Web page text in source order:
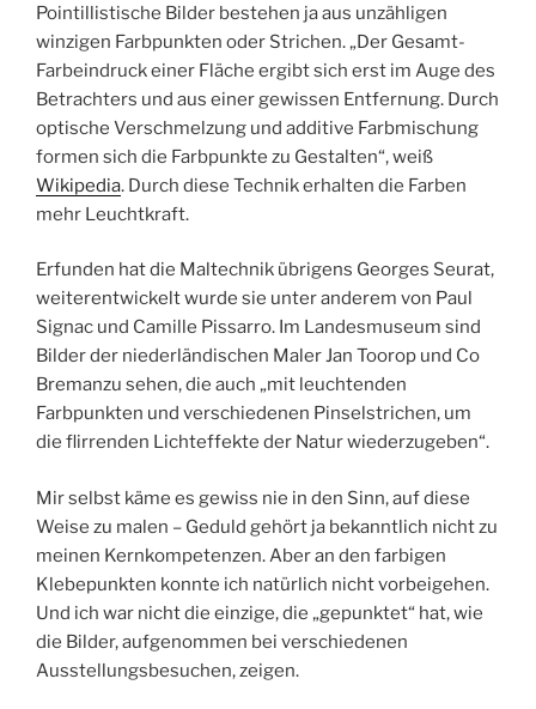
Pointillistische Bilder bestehen ja aus unzähligen
winzigen Farbpunkten oder Strichen. „Der Gesamt-
Farbeindruck einer Fläche ergibt sich erst im Auge des
Betrachters und aus einer gewissen Entfernung. Durch
optische Verschmelzung und additive Farbmischung
formen sich die Farbpunkte zu Gestalten“, weiß
Wikipedia. Durch diese Technik erhalten die Farben
mehr Leuchtkraft.
Erfunden hat die Maltechnik übrigens Georges Seurat,
weiterentwickelt wurde sie unter anderem von Paul
Signac und Camille Pissarro. Im Landesmuseum sind
Bilder der niederländischen Maler Jan Toorop und Co
Bremanzu sehen, die auch „mit leuchtenden
Farbpunkten und verschiedenen Pinselstrichen, um
die flirrenden Lichteffekte der Natur wiederzugeben“.
Mir selbst käme es gewiss nie in den Sinn, auf diese
Weise zu malen – Geduld gehört ja bekanntlich nicht zu
meinen Kernkompetenzen. Aber an den farbigen
Klebepunkten konnte ich natürlich nicht vorbeigehen.
Und ich war nicht die einzige, die „gepunktet“ hat, wie
die Bilder, aufgenommen bei verschiedenen
Ausstellungsbesuchen, zeigen.